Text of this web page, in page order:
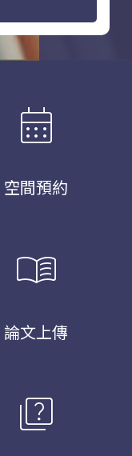
calendar_month
空間預約
menu_book
論文上傳
quiz